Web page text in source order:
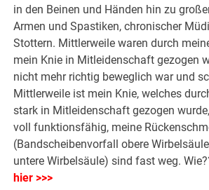
in den Beinen und Händen hin zu
Armen und Spastiken, chronischer
Stottern. Mittlerweile waren durch
mein Knie in Mitleidenschaft gezogen
nicht mehr richtig beweglich war und
Mittlerweile ist mein Knie, welches
stark in Mitleidenschaft gezogen
voll funktionsfähig, meine
(Bandscheibenvorfall obere
untere Wirbelsäule) sind fast weg.
hier >>>